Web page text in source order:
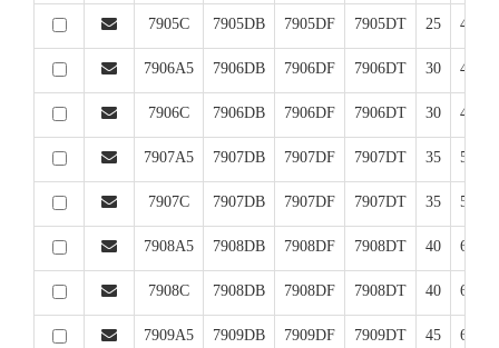
7905C 7905DB 7905DF 7905DT 25 42
7906A5 7906DB 7906DF 7906DT 30 47
7906C 7906DB 7906DF 7906DT 30 47
7907A5 7907DB 7907DF 7907DT 35 55
7907C 7907DB 7907DF 7907DT 35 55
7908A5 7908DB 7908DF 7908DT 40 62
7908C 7908DB 7908DF 7908DT 40 62
7909A5 7909DB 7909DF 7909DT 45 68